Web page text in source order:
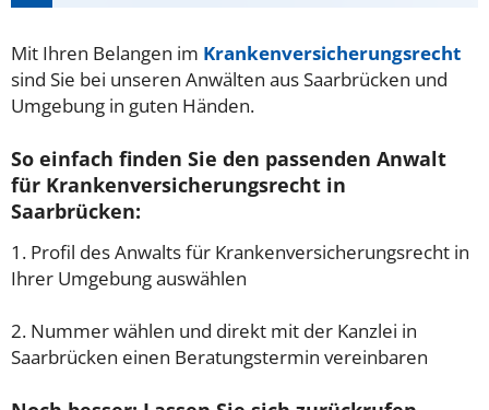
Mit Ihren Belangen im Krankenversicherungsrecht
sind Sie bei unseren Anwälten aus Saarbrücken und
Umgebung in guten Händen.
So einfach finden Sie den passenden Anwalt
für Krankenversicherungsrecht in
Saarbrücken:
1. Profil des Anwalts für Krankenversicherungsrecht in
Ihrer Umgebung auswählen
2. Nummer wählen und direkt mit der Kanzlei in
Saarbrücken einen Beratungstermin vereinbaren